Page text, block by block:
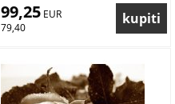
99,25 EUR
79,40